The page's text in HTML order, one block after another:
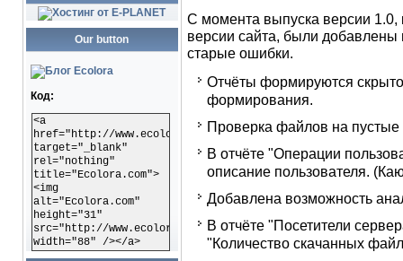
Our button
Код:
<a
href="http://www.ecolora.com"
target="_blank"
rel="nothing"
title="Ecolora.com">
<img
alt="Ecolora.com"
height="31"
src="http://www.ecolora.com/images/ecoloracom.gif"
width="88" /></a>
С момента выпуска версии 1.0,
версии сайта, были
старые ошибки.
Отчёты формируются скрыто,
формирования.
Проверка файлов на
В отчёте "Операции
описание пользователя.
Добавлена возможность
В отчёте "Посетители
"Количество скачанных